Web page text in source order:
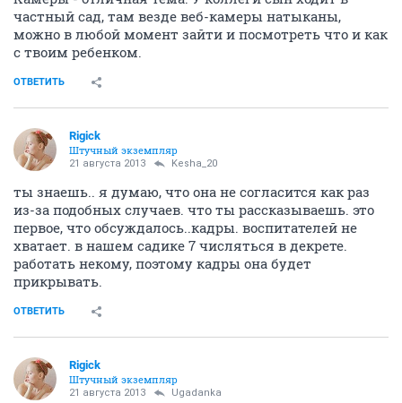
частный сад, там везде веб-камеры натыканы,
можно в любой момент зайти и посмотреть что и как
с твоим ребенком.
ОТВЕТИТЬ
Rigick
Штучный экземпляр
21 августа 2013 Kesha_20
ты знаешь.. я думаю, что она не согласится как раз
из-за подобных случаев. что ты рассказываешь. это
первое, что обсуждалось..кадры. воспитателей не
хватает. в нашем садике 7 числяться в декрете.
работать некому, поэтому кадры она будет
прикрывать.
ОТВЕТИТЬ
Rigick
Штучный экземпляр
21 августа 2013 Ugadanka